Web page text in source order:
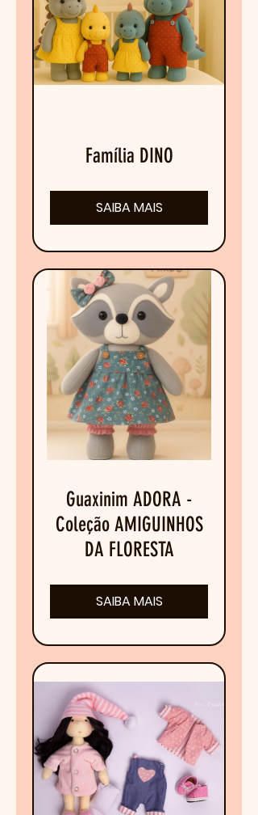
Família DINO
SAIBA MAIS
Guaxinim ADORA -
Coleção AMIGUINHOS
DA FLORESTA
SAIBA MAIS